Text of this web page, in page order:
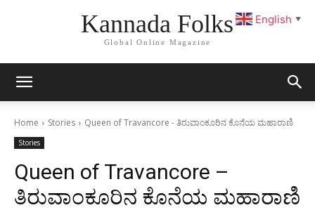
Kannada Folks
Global Online Magazine
Home Stories Queen of Travancore - ತಿರುವಾಂಕೂರಿನ ಕೊನೆಯ ಮಹಾರಾಣಿ
Stories
Queen of Travancore –
ತಿರುವಾಂಕೂರಿನ ಕೊನೆಯ ಮಹಾರಾಣಿ
English ▼